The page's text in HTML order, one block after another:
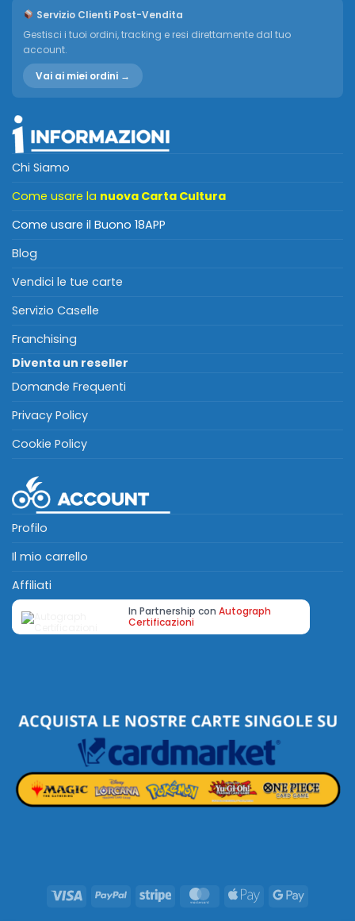
Servizio Clienti Post-Vendita
Gestisci i tuoi ordini, tracking e resi direttamente dal tuo
account.
Vai ai miei ordini →
Chi Siamo
Come usare la nuova Carta Cultura
Come usare il Buono 18APP
Blog
Vendici le tue carte
Servizio Caselle
Franchising
Diventa un reseller
Domande Frequenti
Privacy Policy
Cookie Policy
Profilo
Il mio carrello
Affiliati
In Partnership con Autograph
Certificazioni
Visa PayPal Stripe MasterCard
Apple
Google